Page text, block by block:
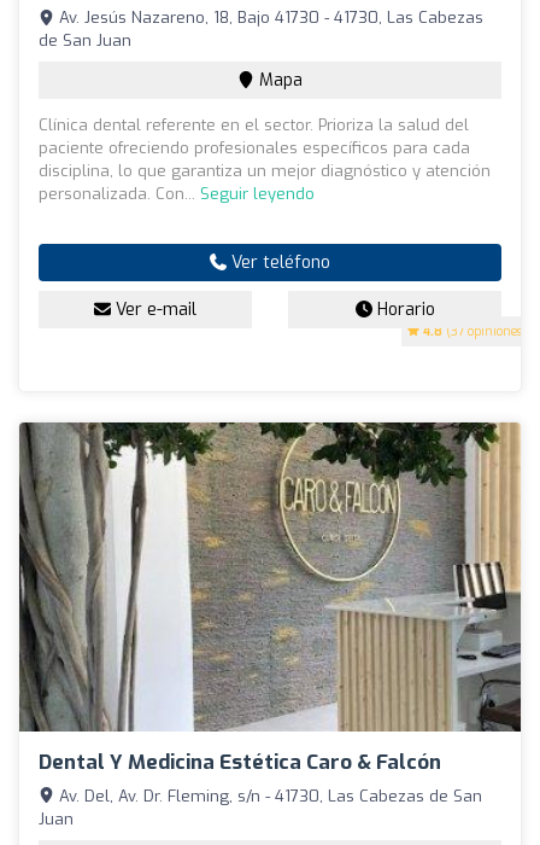
4.8 (37 opiniones)
Av. Jesús Nazareno, 18, Bajo 41730 - 41730, Las Cabezas
de San Juan
Mapa
Clínica dental referente en el sector. Prioriza la salud del
paciente ofreciendo profesionales específicos para cada
disciplina, lo que garantiza un mejor diagnóstico y atención
personalizada. Con... Seguir leyendo
Ver teléfono
Ver e-mail Horario
Dental Y Medicina Estética Caro & Falcón
Av. Del, Av. Dr. Fleming, s/n - 41730, Las Cabezas de San
Juan